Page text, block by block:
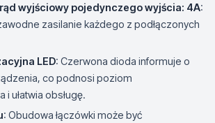
wyjściowy pojedynczego wyjścia: 4A:
zasilanie każdego z podłączonych
LED: Czerwona dioda informuje o
co podnosi poziom
ułatwia obsługę.
: Obudowa łączówki może być